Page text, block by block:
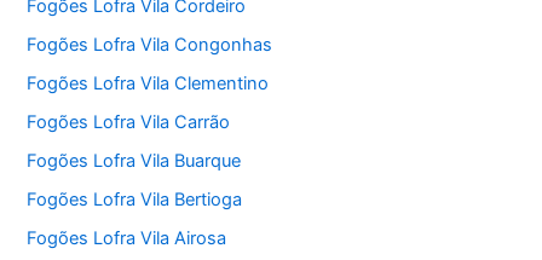
Fogões Lofra Vila Cordeiro
Fogões Lofra Vila Congonhas
Fogões Lofra Vila Clementino
Fogões Lofra Vila Carrão
Fogões Lofra Vila Buarque
Fogões Lofra Vila Bertioga
Fogões Lofra Vila Airosa